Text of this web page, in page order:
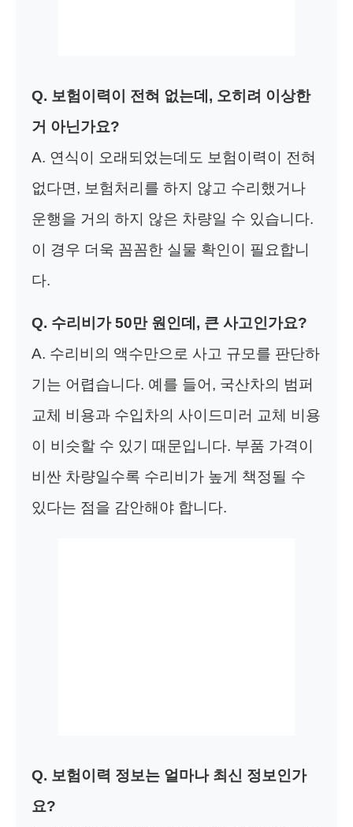
Q. 보험이력이 전혀 없는데, 오히려 이상한
거 아닌가요?
A. 연식이 오래되었는데도 보험이력이 전혀
없다면, 보험처리를 하지 않고 수리했거나
운행을 거의 하지 않은 차량일 수 있습니다.
이 경우 더욱 꼼꼼한 실물 확인이 필요합니
다.
Q. 수리비가 50만 원인데, 큰 사고인가요?
A. 수리비의 액수만으로 사고 규모를 판단하
기는 어렵습니다. 예를 들어, 국산차의 범퍼
교체 비용과 수입차의 사이드미러 교체 비용
이 비슷할 수 있기 때문입니다. 부품 가격이
비싼 차량일수록 수리비가 높게 책정될 수
있다는 점을 감안해야 합니다.
Q. 보험이력 정보는 얼마나 최신 정보인가
요?